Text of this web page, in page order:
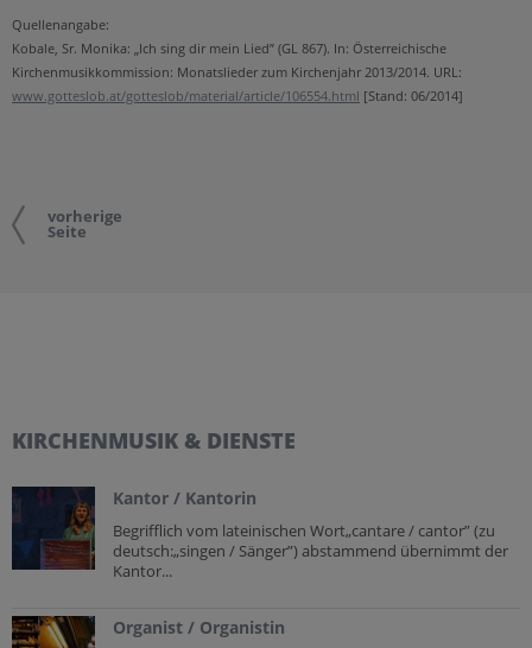
Quellenangabe:
Kobale, Sr. Monika: „Ich sing dir mein Lied” (GL 867). In: Österreichische
Kirchenmusikkommission: Monatslieder zum Kirchenjahr 2013/2014. URL:
www.gotteslob.at/gotteslob/material/article/106554.html [Stand: 06/2014]
vorherige
Seite
KIRCHENMUSIK & DIENSTE
Kantor / Kantorin
Begrifflich vom lateinischen Wort„cantare / cantor” (zu
deutsch:„singen / Sänger”) abstammend übernimmt der
Kantor...
Organist / Organistin